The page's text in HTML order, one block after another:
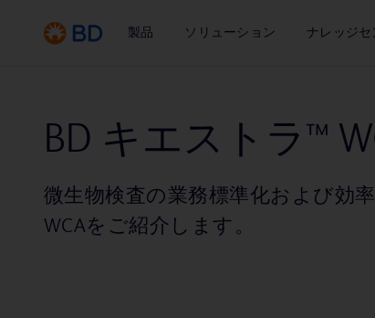
製品 ソリューション ナレッジセ
BD キエストラ™
微生物検査の業務標準化および効
WCAをご紹介します。